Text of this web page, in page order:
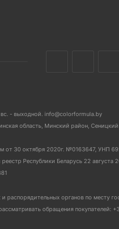
- выходной. info@colorformula.by
область, Минский район,
от 30 октября 2020г. №0163647, УНП
Республики Беларусь 22 августа
распорядительных органов по месту
обращения покупателей: